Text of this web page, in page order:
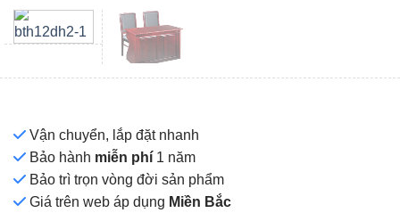
Vận chuyển, lắp đặt nhanh
Bảo hành miễn phí 1 năm
Bảo trì trọn vòng đời sản phẩm
Giá trên web áp dụng Miền Bắc